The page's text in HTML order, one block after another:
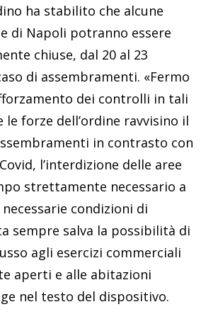
ha stabilito che alcune
di Napoli potranno essere
chiuse, dal 20 al 23
di assembramenti. «Fermo
dei controlli in tali
le forze dell’ordine ravvisino il
in contrasto con
l’interdizione delle aree
strettamente necessario a
condizioni di
sempre salva la possibilità di
agli esercizi commerciali
aperti e alle abitazioni
nel testo del dispositivo.